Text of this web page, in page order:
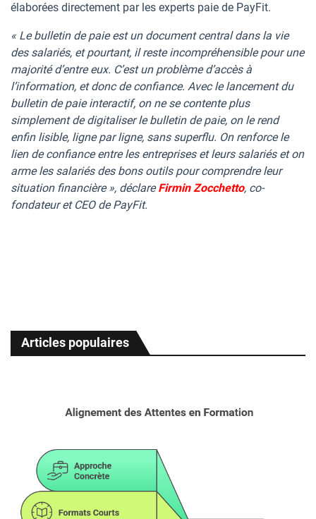
élaborées directement par les experts paie de PayFit.
« Le bulletin de paie est un document central dans la vie
des salariés, et pourtant, il reste incompréhensible pour une
majorité d’entre eux. C’est un problème d’accès à
l’information, et donc de confiance. Avec le lancement du
bulletin de paie interactif, on ne se contente plus
simplement de digitaliser le bulletin de paie, on le rend
enfin lisible, ligne par ligne, sans superflu. On renforce le
lien de confiance entre les entreprises et leurs salariés et on
arme les salariés des bons outils pour comprendre leur
situation financière », déclareFirmin Zocchetto, co-
fondateur et CEO de PayFit.
Articles populaires